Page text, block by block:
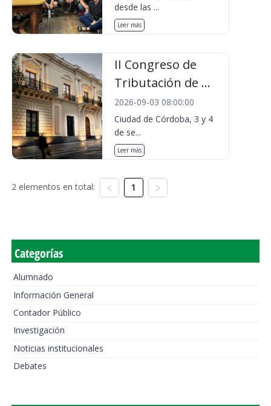
desde las ...
Leer más
II Congreso de
Tributación de ...
2026-09-03 08:00:00
Ciudad de Córdoba, 3 y 4
de se...
Leer más
2 elementos en total: 1
Categorías
Alumnado
Información General
Contador Público
Investigación
Noticias institucionales
Debates